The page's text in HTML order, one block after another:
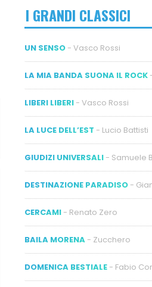
I GRANDI CLASSICI
UN SENSO - Vasco Rossi
LA MIA BANDA SUONA IL ROCK
LIBERI LIBERI - Vasco Rossi
LA LUCE DELL’EST - Lucio Battisti
GIUDIZI UNIVERSALI - Samuele
DESTINAZIONE PARADISO -
CERCAMI - Renato Zero
BAILA MORENA - Zucchero
DOMENICA BESTIALE - Fabio